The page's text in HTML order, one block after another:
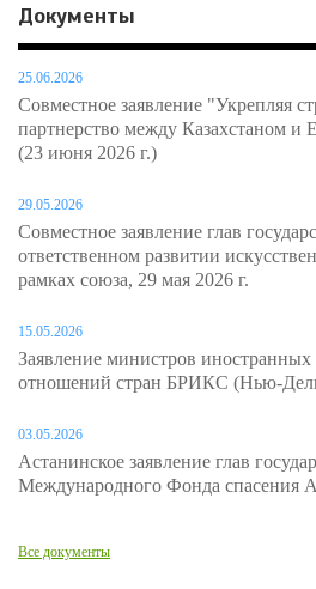
Документы
25.06.2026
Совместное заявление "Укрепляя
партнерство между Казахстаном
(23 июня 2026 г.)
29.05.2026
Совместное заявление глав
ответственном развитии
рамках союза, 29 мая 2026 г.
15.05.2026
Заявление министров
отношений стран БРИКС (Нью-
03.05.2026
Астанинское заявление глав
Международного Фонда спасения
Все документы